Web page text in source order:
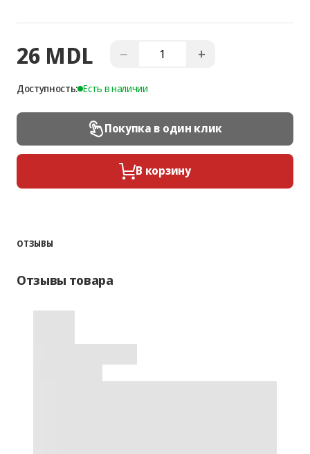
26 MDL − +
Доступность: Есть в наличии
Покупка в один клик
В корзину
ОТЗЫВЫ
Отзывы товара